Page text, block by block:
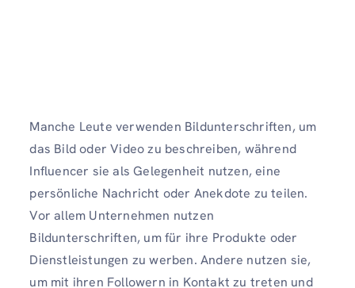
Manche Leute verwenden Bildunterschriften, um
das Bild oder Video zu beschreiben, während
Influencer sie als Gelegenheit nutzen, eine
persönliche Nachricht oder Anekdote zu teilen.
Vor allem Unternehmen nutzen
Bildunterschriften, um für ihre Produkte oder
Dienstleistungen zu werben. Andere nutzen sie,
um mit ihren Followern in Kontakt zu treten und